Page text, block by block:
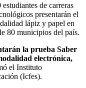
de carreras
presentarán el
lápiz y papel en
80 municipios del país.
la prueba Saber
electrónica,
el Instituto
(Icfes).